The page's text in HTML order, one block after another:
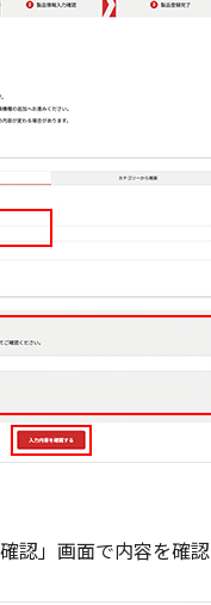
認」画面で内容を確認